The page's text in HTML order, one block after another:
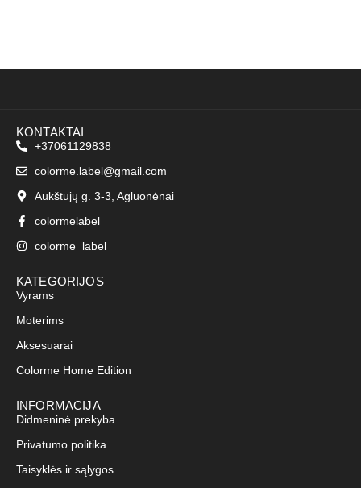
KONTAKTAI
+37061129838
colorme.label@gmail.com
Aukštujų g. 3-3, Agluonėnai
colormelabel
colorme_label
KATEGORIJOS
Vyrams
Moterims
Aksesuarai
Colorme Home Edition
INFORMACIJA
Didmeninė prekyba
Privatumo politika
Taisyklės ir sąlygos